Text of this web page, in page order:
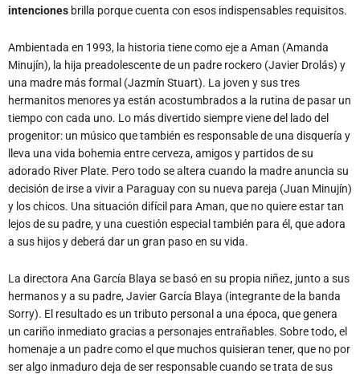
intenciones brilla porque cuenta con esos indispensables requisitos.
Ambientada en 1993, la historia tiene como eje a Aman (Amanda
Minujín), la hija preadolescente de un padre rockero (Javier Drolás) y
una madre más formal (Jazmín Stuart). La joven y sus tres
hermanitos menores ya están acostumbrados a la rutina de pasar un
tiempo con cada uno. Lo más divertido siempre viene del lado del
progenitor: un músico que también es responsable de una disquería y
lleva una vida bohemia entre cerveza, amigos y partidos de su
adorado River Plate. Pero todo se altera cuando la madre anuncia su
decisión de irse a vivir a Paraguay con su nueva pareja (Juan Minujín)
y los chicos. Una situación difícil para Aman, que no quiere estar tan
lejos de su padre, y una cuestión especial también para él, que adora
a sus hijos y deberá dar un gran paso en su vida.
La directora Ana García Blaya se basó en su propia niñez, junto a sus
hermanos y a su padre, Javier García Blaya (integrante de la banda
Sorry). El resultado es un tributo personal a una época, que genera
un cariño inmediato gracias a personajes entrañables. Sobre todo, el
homenaje a un padre como el que muchos quisieran tener, que no por
ser algo inmaduro deja de ser responsable cuando se trata de sus